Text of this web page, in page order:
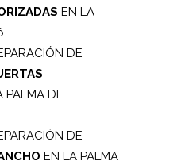
EN LA
DE
PALMA DE
DE
EN LA PALMA